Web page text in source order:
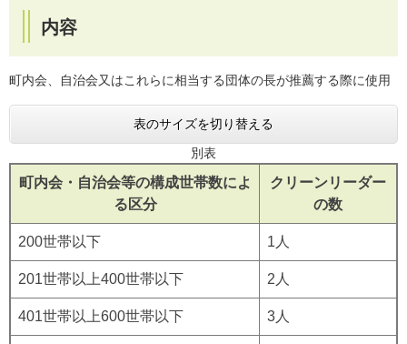
内容
町内会、自治会又はこれらに相当する団体の長が推薦する際に使用
表のサイズを切り替える
別表
町内会・自治会等の構成世帯数によ
る区分
クリーンリーダー
の数
200世帯以下 1人
201世帯以上400世帯以下 2人
401世帯以上600世帯以下 3人